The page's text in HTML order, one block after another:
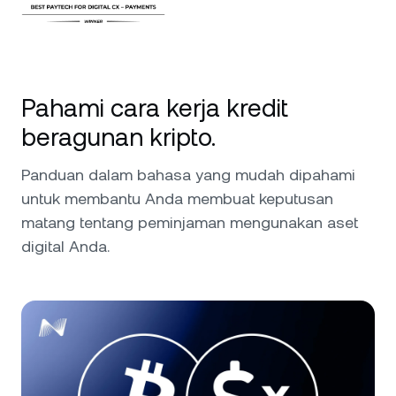
Pahami cara kerja kredit
beragunan kripto.
Panduan dalam bahasa yang mudah dipahami
untuk membantu Anda membuat keputusan
matang tentang peminjaman mengunakan aset
digital Anda.